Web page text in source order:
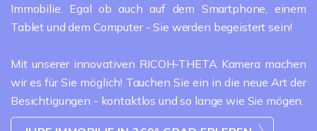
Immobilie. Egal ob auch auf dem Smartphone, einem
Tablet und dem Computer - Sie werden begeistert sein!
Mit unserer innovativen RICOH-THETA Kamera machen
wir es für Sie möglich! Tauchen Sie ein in die neue Art der
Besichtigungen - kontaktlos und so lange wie Sie mögen.